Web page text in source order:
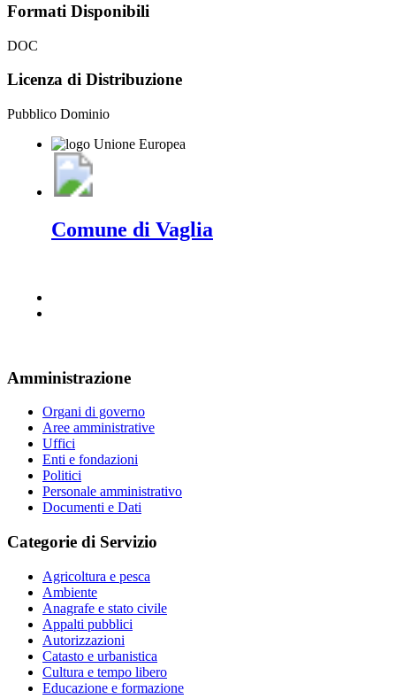
Formati Disponibili
DOC
Licenza di Distribuzione
Pubblico Dominio
Comune di Vaglia
Amministrazione
Organi di governo
Aree amministrative
Uffici
Enti e fondazioni
Politici
Personale amministrativo
Documenti e Dati
Categorie di Servizio
Agricoltura e pesca
Ambiente
Anagrafe e stato civile
Appalti pubblici
Autorizzazioni
Catasto e urbanistica
Cultura e tempo libero
Educazione e formazione